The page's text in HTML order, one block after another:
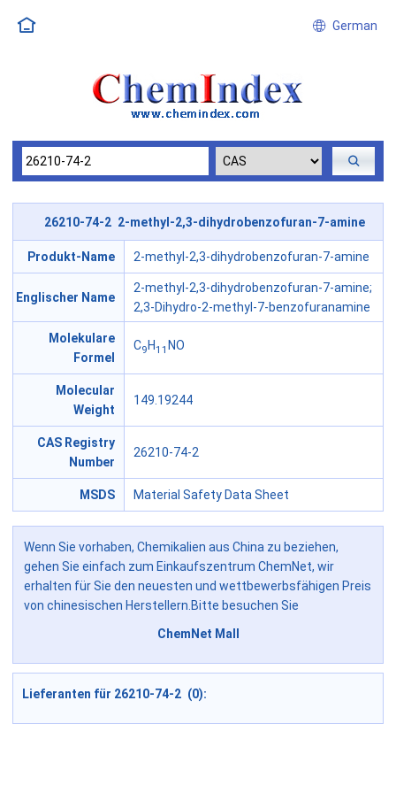
German
26210-74-2 2-methyl-2,3-dihydrobenzofuran-7-amine
Produkt-Name 2-methyl-2,3-dihydrobenzofuran-7-amine
Englischer Name
2-methyl-2,3-dihydrobenzofuran-7-amine;
2,3-Dihydro-2-methyl-7-benzofuranamine
Molekulare
Formel
C9 H11 NO
Molecular
Weight
149.19244
CAS Registry
Number
26210-74-2
MSDS Material Safety Data Sheet
Wenn Sie vorhaben, Chemikalien aus China zu beziehen,
gehen Sie einfach zum Einkaufszentrum ChemNet, wir
erhalten für Sie den neuesten und wettbewerbsfähigen Preis
von chinesischen Herstellern.Bitte besuchen Sie
ChemNet Mall
Lieferanten für 26210-74-2 (0):